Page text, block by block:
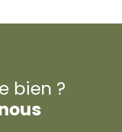
bien ?